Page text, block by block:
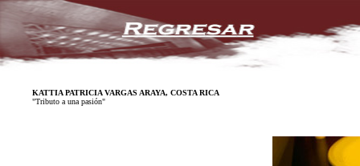
KATTIA PATRICIA VARGAS ARAYA, COSTA RICA
"Tributo a una pasión"